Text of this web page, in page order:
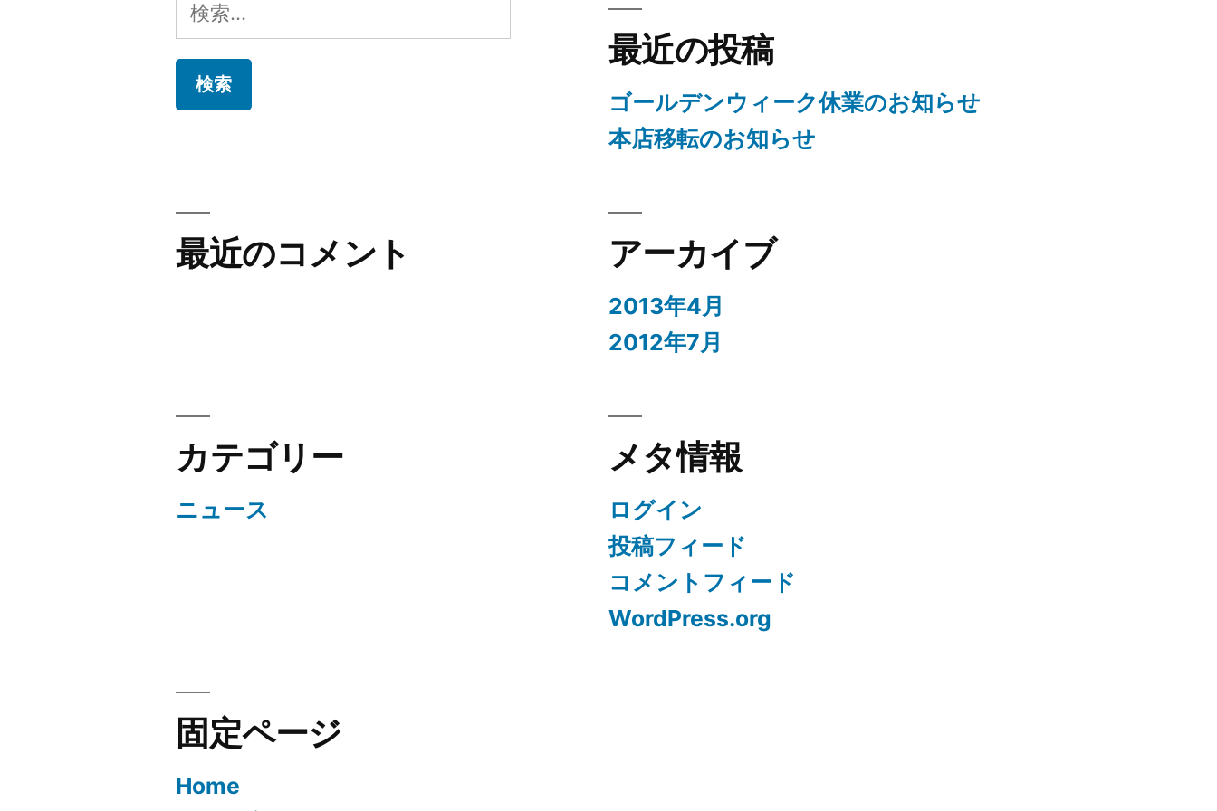
索:
最近の投稿
ゴールデンウィーク休業のお知らせ
本店移転のお知らせ
最近のコメント アーカイブ
2013年4月
2012年7月
カテゴリー
ニュース
メタ情報
ログイン
投稿フィード
コメントフィード
WordPress.org
固定ページ
Home